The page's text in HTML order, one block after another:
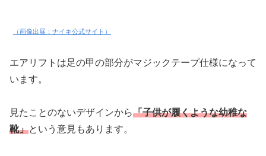
（画像出展：ナイキ公式サイト）
エアリフトは足の甲の部分がマジックテープ仕様になって
います。
見たことのないデザインから「子供が履くような幼稚な
靴」という意見もあります。